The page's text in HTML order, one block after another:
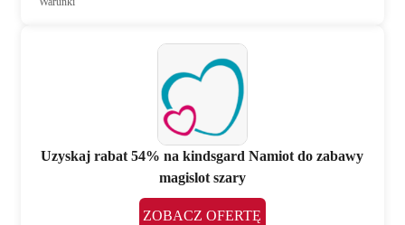
Uzyskaj rabat 54% na kindsgard Namiot do zabawy
magislot szary
ZOBACZ OFERTĘ